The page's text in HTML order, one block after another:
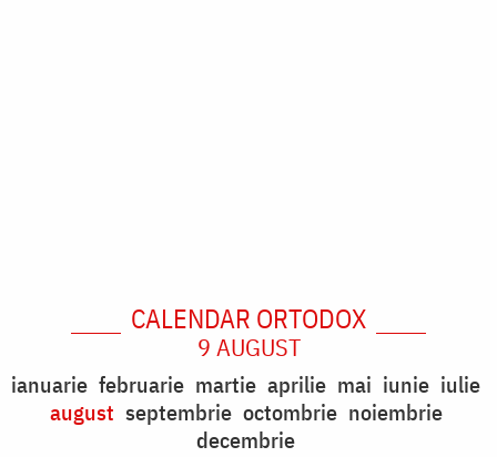
CALENDAR ORTODOX
9 AUGUST
ianuarie februarie martie aprilie mai iunie iulie
august septembrie octombrie noiembrie
decembrie